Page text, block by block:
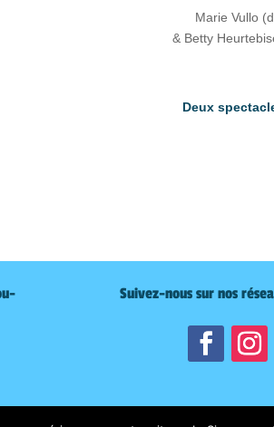
Marie Vullo
& Betty
Deux
Suivez-nous sur nos